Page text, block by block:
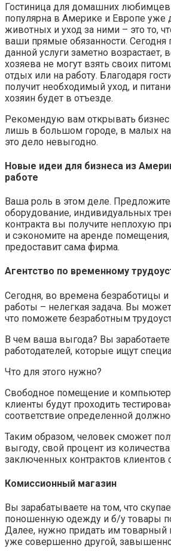
Гостиница для домашних любимцев
популярна в Америке и Европе уже
животных и уход за ними – это то,
ваши прямые обязанности. Сегодня
данной услуги заметно возрастает,
хозяева не могут взять своих
отдых или на работу. Благодаря
получит необходимый уход, и
хозяин будет в отъезде.
Рекомендую вам открывать
лишь в большом городе, в малых
это дело невыгодно.
Новые идеи для бизнеса из
работе
Ваша роль в этом деле. Предложите
оборудование, индивидуальных
контракта вы получите неплохую
и сэкономите на аренде помещения,
предоставит сама фирма.
Агентство по временному
Сегодня, во времена безработицы и
работы – нелегкая задача. Вы
что поможете безработным
В чем ваша выгода? Вы заработаете
работодателей, которые ищут
Что для этого нужно?
Свободное помещение и
клиенты будут проходить
соответствие определенной
Таким образом, человек сможет
выгоду, свой процент из
заключенных контрактов клиентов
Комиссионный магазин
Вы зарабатываете на том, что
поношенную одежду и б/у товары
Далее, нужно придать им товарный
уже совершенно другой,